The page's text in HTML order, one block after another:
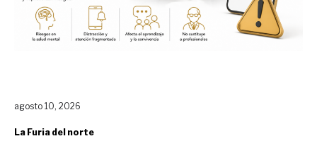
agosto 10, 2026
La Furia del norte